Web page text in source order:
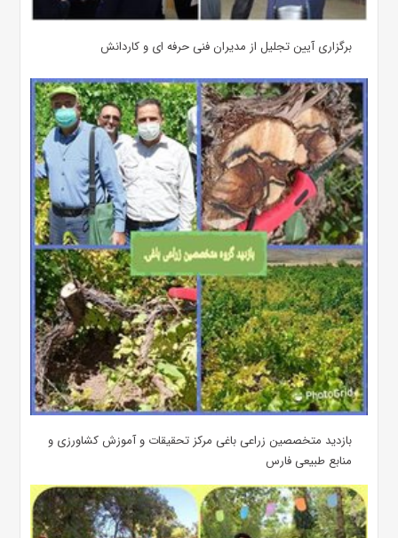
برگزاری آیین تجلیل از مدیران فنی حرفه ای و کاردانش
بازدید متخصصین زراعی باغی مرکز تحقیقات و آموزش کشاورزی و
منابع طبیعی فارس